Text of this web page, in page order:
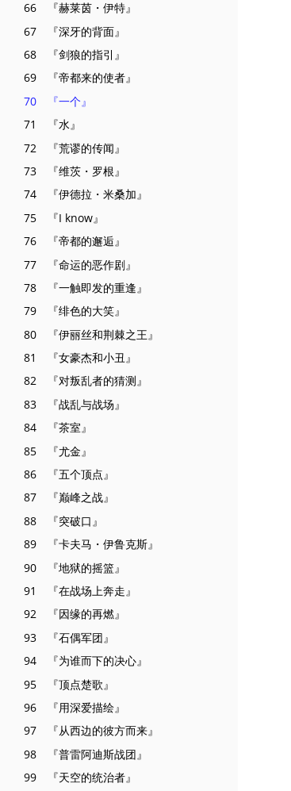
66 『赫莱茵・伊特』
67 『深牙的背面』
68 『剑狼的指引』
69 『帝都来的使者』
70 『一个』
71 『水』
72 『荒谬的传闻』
73 『维茨・罗根』
74 『伊德拉・米桑加』
75 『I know』
76 『帝都的邂逅』
77 『命运的恶作剧』
78 『一触即发的重逢』
79 『绯色的大笑』
80 『伊丽丝和荆棘之王』
81 『女豪杰和小丑』
82 『对叛乱者的猜测』
83 『战乱与战场』
84 『茶室』
85 『尤金』
86 『五个顶点』
87 『巅峰之战』
88 『突破口』
89 『卡夫马・伊鲁克斯』
90 『地狱的摇篮』
91 『在战场上奔走』
92 『因缘的再燃』
93 『石偶军团』
94 『为谁而下的决心』
95 『顶点楚歌』
96 『用深爱描绘』
97 『从西边的彼方而来』
98 『普雷阿迪斯战团』
99 『天空的统治者』